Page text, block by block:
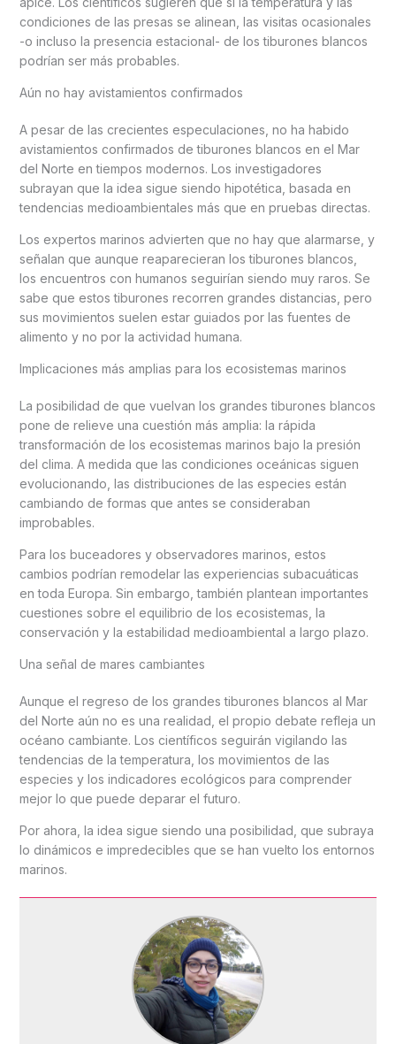
condiciones de las presas se alinean, las visitas ocasionales
-o incluso la presencia estacional- de los tiburones blancos
podrían ser más probables.
Aún no hay avistamientos confirmados
A pesar de las crecientes especulaciones, no ha habido
avistamientos confirmados de tiburones blancos en el Mar
del Norte en tiempos modernos. Los investigadores
subrayan que la idea sigue siendo hipotética, basada en
tendencias medioambientales más que en pruebas directas.
Los expertos marinos advierten que no hay que alarmarse, y
señalan que aunque reaparecieran los tiburones blancos,
los encuentros con humanos seguirían siendo muy raros. Se
sabe que estos tiburones recorren grandes distancias, pero
sus movimientos suelen estar guiados por las fuentes de
alimento y no por la actividad humana.
Implicaciones más amplias para los ecosistemas marinos
La posibilidad de que vuelvan los grandes tiburones blancos
pone de relieve una cuestión más amplia: la rápida
transformación de los ecosistemas marinos bajo la presión
del clima. A medida que las condiciones oceánicas siguen
evolucionando, las distribuciones de las especies están
cambiando de formas que antes se consideraban
improbables.
Para los buceadores y observadores marinos, estos
cambios podrían remodelar las experiencias subacuáticas
en toda Europa. Sin embargo, también plantean importantes
cuestiones sobre el equilibrio de los ecosistemas, la
conservación y la estabilidad medioambiental a largo plazo.
Una señal de mares cambiantes
Aunque el regreso de los grandes tiburones blancos al Mar
del Norte aún no es una realidad, el propio debate refleja un
océano cambiante. Los científicos seguirán vigilando las
tendencias de la temperatura, los movimientos de las
especies y los indicadores ecológicos para comprender
mejor lo que puede deparar el futuro.
Por ahora, la idea sigue siendo una posibilidad, que subraya
lo dinámicos e impredecibles que se han vuelto los entornos
marinos.